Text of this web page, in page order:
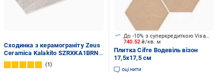
Сходинка з керамограніту Zeus
Ceramica Kalakito SZRXKA1BRNQ
600х300х9,2 мм Бежевий під
камінь
1
740.52₴/кв. м
До -10% з суперкредиткою Visa Вигода
Плитка Cifre Водевіль візон
17,5x17,5 см
оцінити